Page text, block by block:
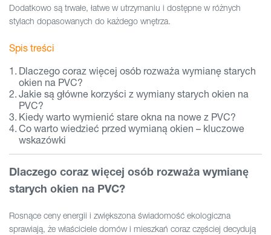
Dodatkowo są trwałe, łatwe w utrzymaniu i dostępne w różnych
stylach dopasowanych do każdego wnętrza.
Spis treści
Dlaczego coraz więcej osób rozważa wymianę starych
okien na PVC?
Jakie są główne korzyści z wymiany starych okien na
PVC?
Kiedy warto wymienić stare okna na nowe z PVC?
Co warto wiedzieć przed wymianą okien – kluczowe
wskazówki
Dlaczego coraz więcej osób rozważa wymianę
starych okien na PVC?
Rosnące ceny energii i zwiększona świadomość ekologiczna
sprawiają, że właściciele domów i mieszkań coraz częściej decydują